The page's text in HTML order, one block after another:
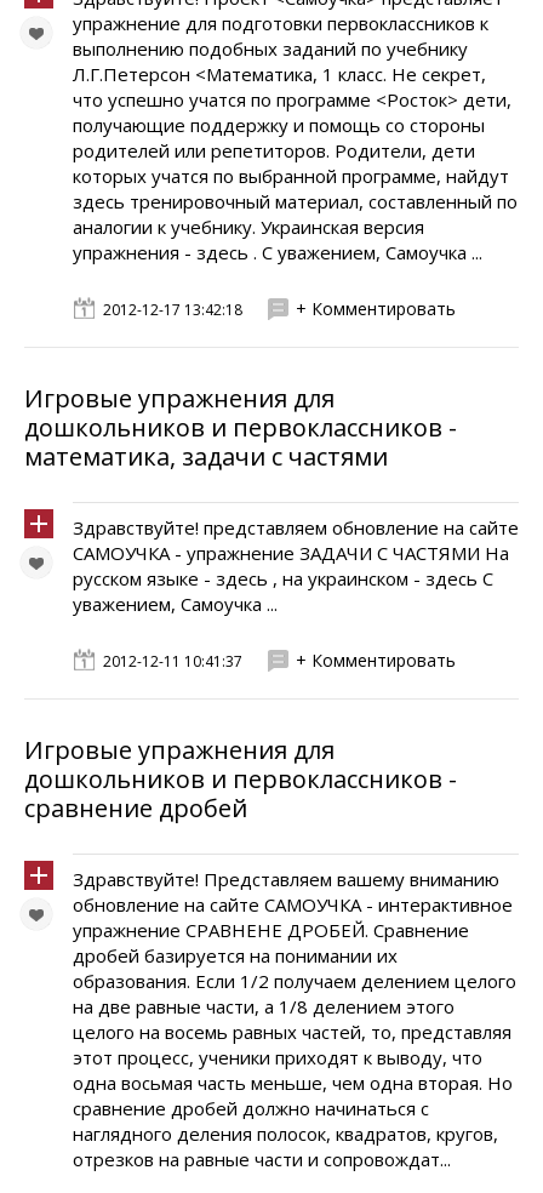
упражнение для подготовки первоклассников к
выполнению подобных заданий по учебнику
Л.Г.Петерсон <Математика, 1 класс. Не секрет,
что успешно учатся по программе <Росток> дети,
получающие поддержку и помощь со стороны
родителей или репетиторов. Родители, дети
которых учатся по выбранной программе, найдут
здесь тренировочный материал, составленный по
аналогии к учебнику. Украинская версия
упражнения - здесь . С уважением, Самоучка ...
2012-12-17 13:42:18 + Комментировать
Игровые упражнения для
дошкольников и первоклассников -
математика, задачи с частями
Здравствуйте! представляем обновление на сайте
САМОУЧКА - упражнение ЗАДАЧИ С ЧАСТЯМИ На
русском языке - здесь , на украинском - здесь С
уважением, Самоучка ...
2012-12-11 10:41:37 + Комментировать
Игровые упражнения для
дошкольников и первоклассников -
сравнение дробей
Здравствуйте! Представляем вашему вниманию
обновление на сайте САМОУЧКА - интерактивное
упражнение СРАВНЕНЕ ДРОБЕЙ. Сравнение
дробей базируется на понимании их
образования. Если 1/2 получаем делением целого
на две равные части, а 1/8 делением этого
целого на восемь равных частей, то, представляя
этот процесс, ученики приходят к выводу, что
одна восьмая часть меньше, чем одна вторая. Но
сравнение дробей должно начинаться с
наглядного деления полосок, квадратов, кругов,
отрезков на равные части и сопровождат...